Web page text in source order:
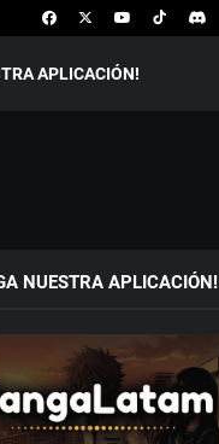
APLICACIÓN!
NUESTRA APLICACIÓN!